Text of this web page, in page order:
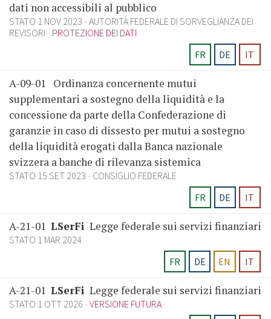
dati non accessibili al pubblico
STATO 1 NOV 2023 AUTORITÀ FEDERALE DI SORVEGLIANZA DEI
REVISORI
PROTEZIONE DEI DATI
FR
DE IT
A-09-01
Ordinanza concernente mutui
supplementari a sostegno della liquidità e la
concessione da parte della Confederazione di
garanzie in caso di dissesto per mutui a sostegno
della liquidità erogati dalla Banca nazionale
svizzera a banche di rilevanza sistemica
STATO 15 SET 2023
CONSIGLIO FEDERALE
FR
DE IT
A-21-01 LSerFi Legge federale sui servizi finanziari
STATO 1 MAR 2024
FR
DE EN IT
A-21-01 LSerFi Legge federale sui servizi finanziari
STATO 1 OTT 2026 VERSIONE FUTURA